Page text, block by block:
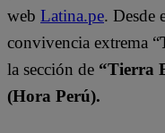
web Latina.pe. Desde
convivencia extrema “
la sección de “Tierra
(Hora Perú).